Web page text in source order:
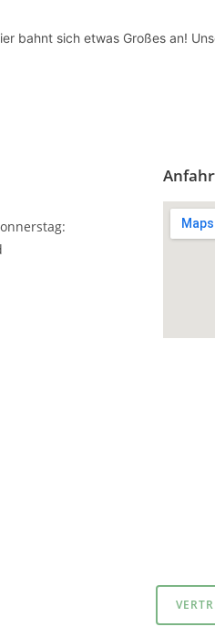
bahnt sich etwas Großes an!